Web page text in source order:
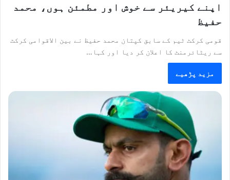
اپنے کیریئر سے خوش اور مطمئن ہوں، محمد
حفیظ
قومی کرکٹ ٹیم کے سابق کپتان محمد حفیظ نے بین الاقوامی کرکٹ
سے ریٹائرمنٹ کا اعلان کر دیا اور کہا…
مزید پڑھیے